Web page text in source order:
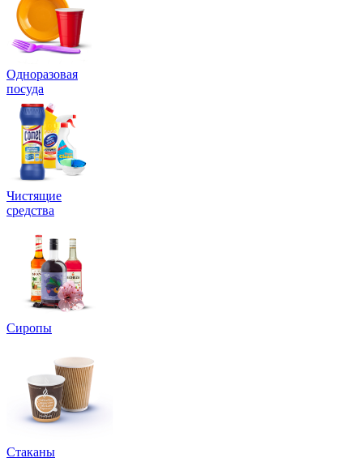
Одноразовая
посуда
Чистящие
средства
Сиропы
Стаканы